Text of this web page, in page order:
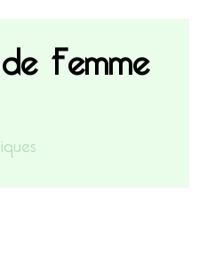
Femme